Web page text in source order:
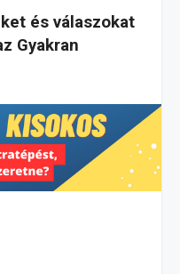
és válaszokat
Gyakran